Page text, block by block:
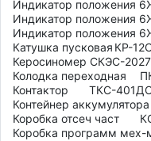
Индикатор положения
Индикатор положения
Индикатор положения
Катушка пусковая	КР-12СИ 2011г.
Керосиномер СКЭС-
Колодка переходная	ПК-6
Контактор	ТКС-401ДОД
Контейнер
Коробка отсеч част	КОЧ-1АН 2 сер
Коробка программ мех-ма